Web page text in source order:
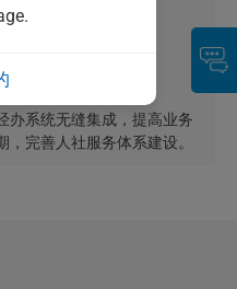
。
办系统无缝集成，提高业务
完善人社服务体系建设。